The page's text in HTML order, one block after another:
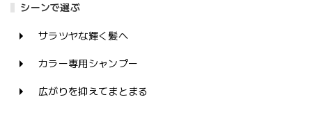
シーンで選ぶ
サラツヤな輝く髪へ
カラー専用シャンプー
広がりを抑えてまとまる